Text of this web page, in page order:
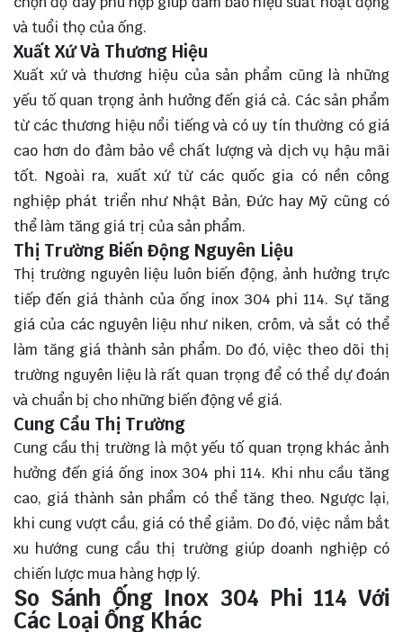
và tuổi thọ của ống.
Xuất Xứ Và Thương Hiệu
Xuất xứ và thương hiệu của sản phẩm cũng là những
yếu tố quan trọng ảnh hưởng đến giá cả. Các sản phẩm
từ các thương hiệu nổi tiếng và có uy tín thường có giá
cao hơn do đảm bảo về chất lượng và dịch vụ hậu mãi
tốt. Ngoài ra, xuất xứ từ các quốc gia có nền công
nghiệp phát triển như Nhật Bản, Đức hay Mỹ cũng có
thể làm tăng giá trị của sản phẩm.
Thị Trường Biến Động Nguyên Liệu
Thị trường nguyên liệu luôn biến động, ảnh hưởng trực
tiếp đến giá thành của ống inox 304 phi 114. Sự tăng
giá của các nguyên liệu như niken, crôm, và sắt có thể
làm tăng giá thành sản phẩm. Do đó, việc theo dõi thị
trường nguyên liệu là rất quan trọng để có thể dự đoán
và chuẩn bị cho những biến động về giá.
Cung Cầu Thị Trường
Cung cầu thị trường là một yếu tố quan trọng khác ảnh
hưởng đến giá ống inox 304 phi 114. Khi nhu cầu tăng
cao, giá thành sản phẩm có thể tăng theo. Ngược lại,
khi cung vượt cầu, giá có thể giảm. Do đó, việc nắm bắt
xu hướng cung cầu thị trường giúp doanh nghiệp có
chiến lược mua hàng hợp lý.
So Sánh Ống Inox 304 Phi 114 Với
Các Loại Ống Khác